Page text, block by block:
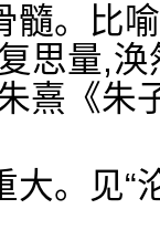
髓。比
思量,
熹《朱
。见“